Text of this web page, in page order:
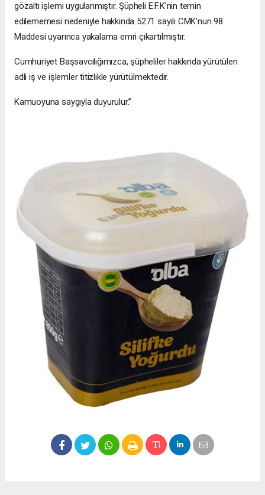
gözaltı işlemi uygulanmıştır. Şüpheli E.F.K’nin temin
edilememesi nedeniyle hakkında 5271 sayılı CMK’nun 98.
Maddesi uyarınca yakalama emri çıkartılmıştır.
Cumhuriyet Başsavcılığımızca, şüpheliler hakkında yürütülen
adli iş ve işlemler titizlikle yürütülmektedir.
Kamuoyuna saygıyla duyurulur.”